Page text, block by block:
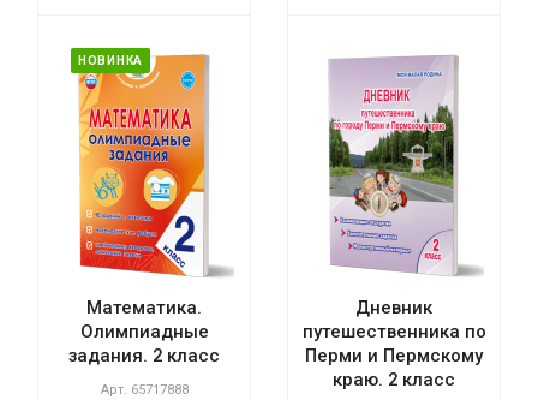
НОВИНКА
Математика.
Олимпиадные
задания. 2 класс
Арт. 65717888
Дневник
путешественника по
Перми и Пермскому
краю. 2 класс